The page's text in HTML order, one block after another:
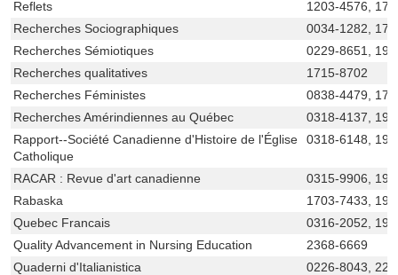
Reflets
1203-4576,
Recherches Sociographiques
0034-1282,
Recherches Sémiotiques
0229-8651,
Recherches qualitatives
1715-8702
Recherches Féministes
0838-4479,
Recherches Amérindiennes au Québec
0318-4137,
Rapport--Société Canadienne d'Histoire de l'Église
Catholique
0318-6148,
RACAR : Revue d'art canadienne
0315-9906,
Rabaska
1703-7433,
Quebec Francais
0316-2052,
Quality Advancement in Nursing Education
2368-6669
Quaderni d'Italianistica
0226-8043,